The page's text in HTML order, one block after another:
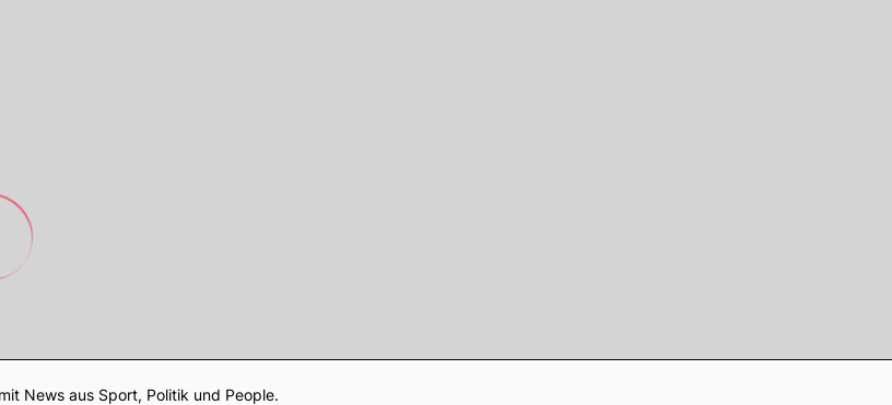
News aus Sport, Politik und People.